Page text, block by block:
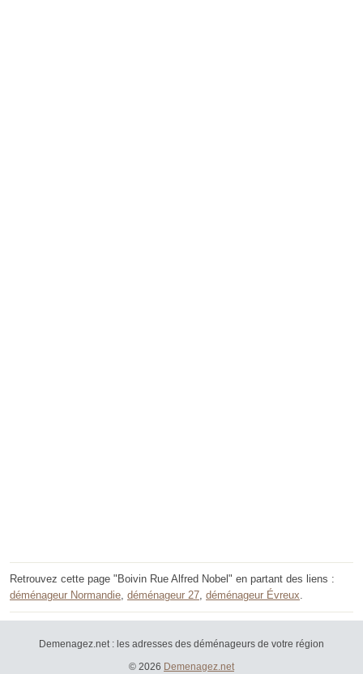
Retrouvez cette page "Boivin Rue Alfred Nobel" en partant des liens :
déménageur Normandie déménageur 27 déménageur Évreux
Demenagez.net : les adresses des déménageurs de votre région
© 2026 Demenagez.net